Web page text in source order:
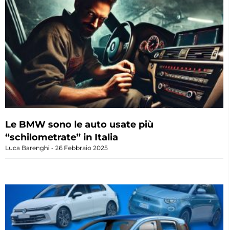
Le BMW sono le auto usate più
“schilometrate” in Italia
Luca Barenghi 26 Febbraio 2025